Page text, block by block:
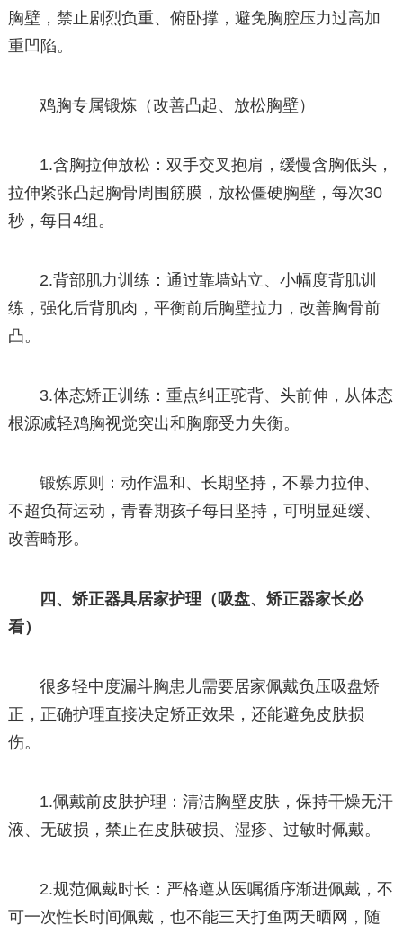
胸壁，禁止剧烈负重、俯卧撑，避免胸腔压力过高加
重凹陷。
鸡胸专属锻炼（改善凸起、放松胸壁）
1.含胸拉伸放松：双手交叉抱肩，缓慢含胸低头，
拉伸紧张凸起胸骨周围筋膜，放松僵硬胸壁，每次30
秒，每日4组。
2.背部肌力训练：通过靠墙站立、小幅度背肌训
练，强化后背肌肉，平衡前后胸壁拉力，改善胸骨前
凸。
3.体态矫正训练：重点纠正驼背、头前伸，从体态
根源减轻鸡胸视觉突出和胸廓受力失衡。
锻炼原则：动作温和、长期坚持，不暴力拉伸、
不超负荷运动，青春期孩子每日坚持，可明显延缓、
改善畸形。
四、矫正器具居家护理（吸盘、矫正器家长必
看）
很多轻中度漏斗胸患儿需要居家佩戴负压吸盘矫
正，正确护理直接决定矫正效果，还能避免皮肤损
伤。
1.佩戴前皮肤护理：清洁胸壁皮肤，保持干燥无汗
液、无破损，禁止在皮肤破损、湿疹、过敏时佩戴。
2.规范佩戴时长：严格遵从医嘱循序渐进佩戴，不
可一次性长时间佩戴，也不能三天打鱼两天晒网，随